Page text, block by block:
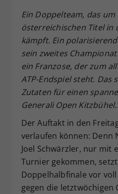
Ein Doppelteam, das
österreichischen Titel in
kämpft. Ein
sein zweites
ein Franzose, der zum
ATP-Endspiel steht. Das
Zutaten für einen
Generali Open Kitzbühel.
Der Auftakt in den
verlaufen können: Denn
Joel Schwärzler, nur mit
Turnier gekommen,
Doppelhalbfinale vor
gegen die letztwöchigen
Zweck
Dieser Wert
zufällig
historische
Webseiten-
hat.